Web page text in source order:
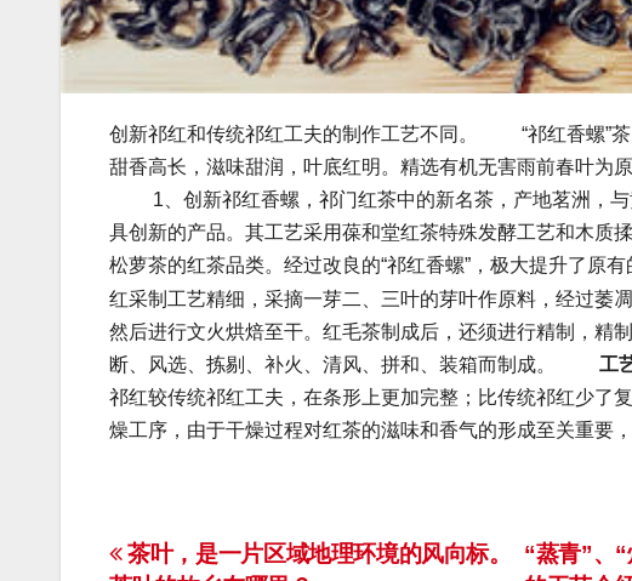
创新祁红和传统祁红工夫的制作工艺不同。 “祁红香螺”茶
甜香高长，滋味甜润，叶底红明。精选有机无害雨前春叶为原
1、创新祁红香螺，祁门红茶中的新名茶，产地茗洲，与
具创新的产品。其工艺采用葆和堂红茶特殊发酵工艺和木质
松萝茶的红茶品类。经过改良的“祁红香螺”，极大提升了原有
红采制工艺精细，采摘一芽二、三叶的芽叶作原料，经过萎
然后进行文火烘焙至干。红毛茶制成后，还须进行精制，精
断、风选、拣剔、补火、清风、拼和、装箱而制成。
工艺
祁红较传统祁红工夫，在条形上更加完整；比传统祁红少了
燥工序，由于干燥过程对红茶的滋味和香气的形成至关重要
文
“蒸青”、
茶叶，是一片区域地理环境的风向标。